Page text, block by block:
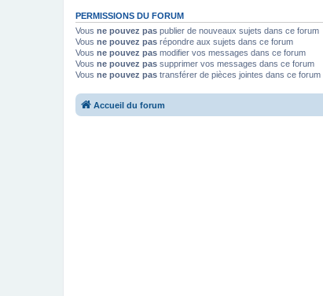
PERMISSIONS DU FORUM
Vous ne pouvez pas publier de nouveaux sujets dans ce forum
Vous ne pouvez pas répondre aux sujets dans ce forum
Vous ne pouvez pas modifier vos messages dans ce forum
Vous ne pouvez pas supprimer vos messages dans ce forum
Vous ne pouvez pas transférer de pièces jointes dans ce forum
Accueil du forum